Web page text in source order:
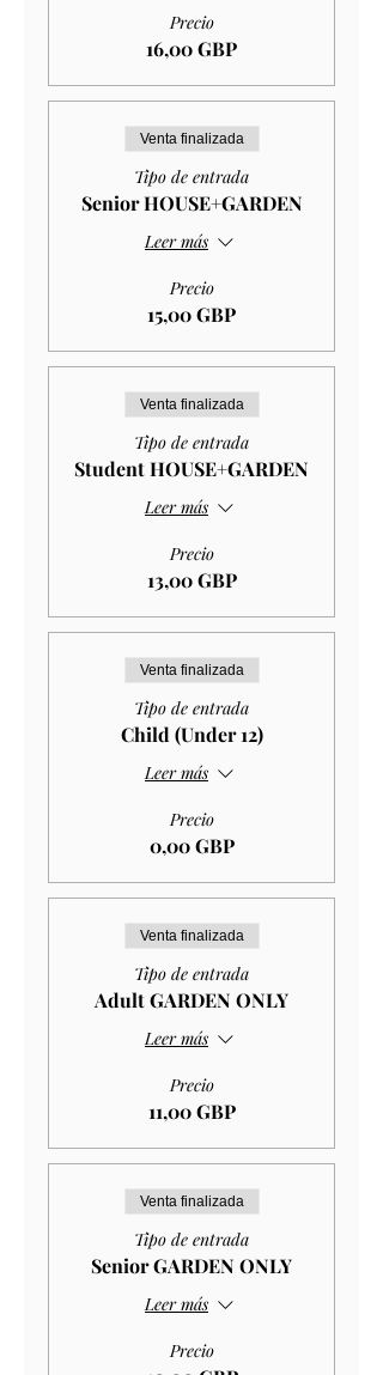
Precio
16,00 GBP
Venta finalizada
Tipo de entrada
Senior HOUSE+GARDEN
Leer más
Precio
15,00 GBP
Venta finalizada
Tipo de entrada
Student HOUSE+GARDEN
Leer más
Precio
13,00 GBP
Venta finalizada
Tipo de entrada
Child (Under 12)
Leer más
Precio
0,00 GBP
Venta finalizada
Tipo de entrada
Adult GARDEN ONLY
Leer más
Precio
11,00 GBP
Venta finalizada
Tipo de entrada
Senior GARDEN ONLY
Leer más
Precio